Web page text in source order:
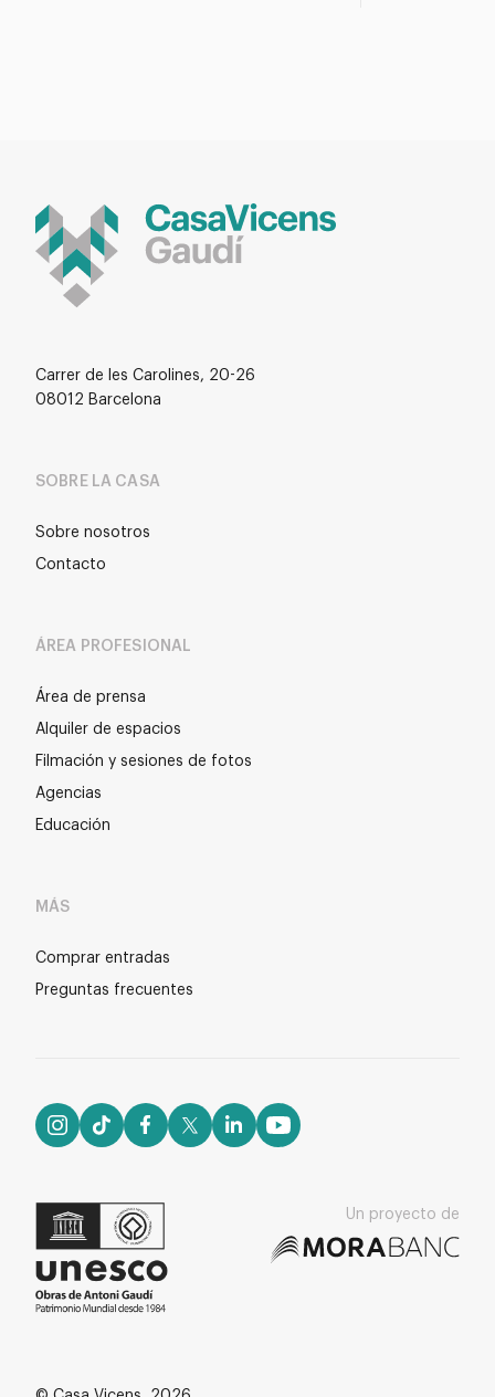
Carrer de les Carolines, 20-26
08012 Barcelona
SOBRE LA CASA
Sobre nosotros
Contacto
ÁREA PROFESIONAL
Área de prensa
Alquiler de espacios
Filmación y sesiones de fotos
Agencias
Educación
MÁS
Comprar entradas
Preguntas frecuentes
Un proyecto de